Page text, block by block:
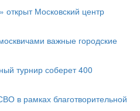
Московский центр
важные городские
турнир соберет 400
в рамках благотворительной